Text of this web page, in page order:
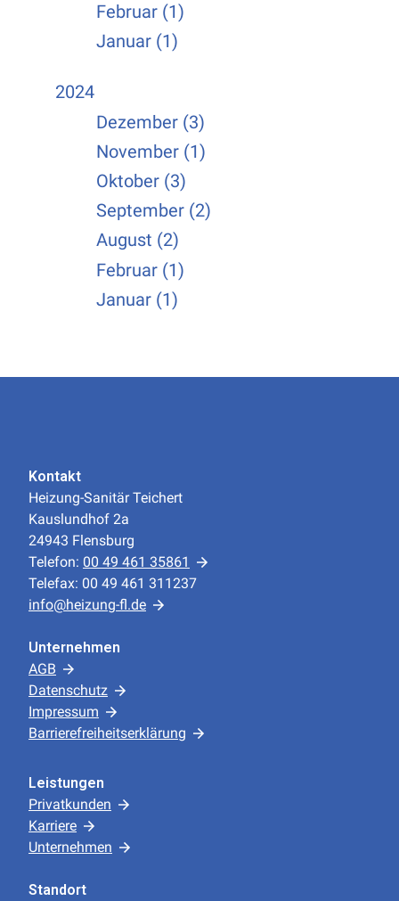
Februar (1)
Januar (1)
2024
Dezember (3)
November (1)
Oktober (3)
September (2)
August (2)
Februar (1)
Januar (1)
Kontakt
Heizung-Sanitär Teichert
Kauslundhof 2a
24943 Flensburg
Telefon: 00 49 461 35861
Telefax: 00 49 461 311237
info@heizung-fl.de
Unternehmen
AGB
Datenschutz
Impressum
Barrierefreiheitserklärung
Leistungen
Privatkunden
Karriere
Unternehmen
Standort